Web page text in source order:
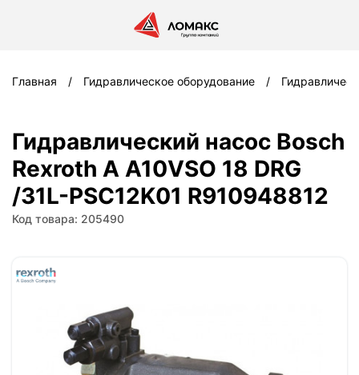
Главная Гидравлическое оборудование
Гидравлический насос Bosch
Rexroth A A10VSO 18 DRG
/31L-PSC12K01 R910948812
Код товара: 205490